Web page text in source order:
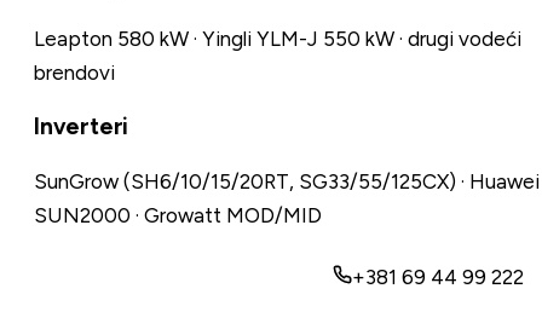
Leapton 580 kW · Yingli YLM-J 550 kW · drugi vodeći
brendovi
Inverteri
SunGrow (SH6/10/15/20RT, SG33/55/125CX) · Huawei
SUN2000 · Growatt MOD/MID
+381 69 44 99 222